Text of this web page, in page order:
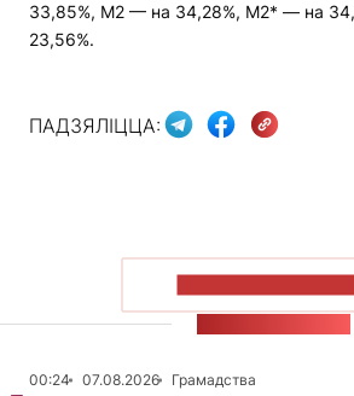
33,85%, М2 — на 34,28%, М2* — на
23,56%.
ПАДЗЯЛІЦЦА:
00:24 07.08.2026 Грамадства